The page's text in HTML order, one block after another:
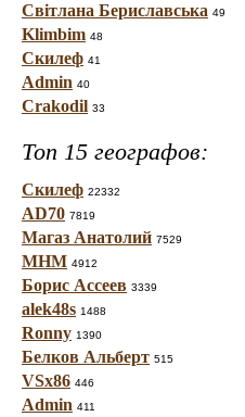
Світлана Бериславська 49
Klimbim 48
Скилеф 41
Admin 40
Crakodil 33
Топ 15 географов:
Скилеф 22332
AD70 7819
Магаз Анатолий 7529
МНМ 4912
Борис Ассеев 3339
alek48s 1488
Ronny 1390
Белков Альберт 515
VSx86 446
Admin 411